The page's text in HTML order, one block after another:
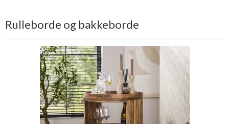
Rulleborde og bakkeborde